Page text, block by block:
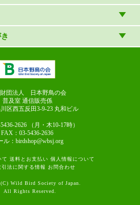
・絵本
の出版物
デオ
団法人 日本野鳥の会
普及室 通信販売係
区西五反田3-9-23 丸和ビル
2626
（月・木10-17時）
FAX：03-5436-2636
ル：birdshop@wbsj.org
て 送料とお支払い 個人情報について
引法に関する情報 お問合わせ
Wild Bird Society of Japan.
All Rights Reserved.